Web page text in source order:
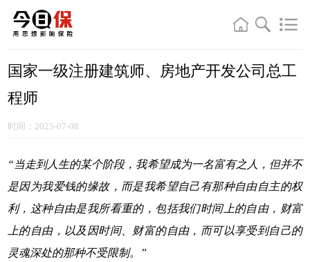
国家一级注册建筑师、房地产开发公司总工
程师
时间：2025-07-08
“当走到人生的某个阶段，我希望成为一名富有之人，但并不
是因为我爱钱的缘故，而是我希望自己有那种自由自主的权
利，这种自由是我所看重的，包括我们时间上的自由，财富
上的自由，以及因时间、财富的自由，而可以享受到自己的
灵魂深处的那种不受限制。”